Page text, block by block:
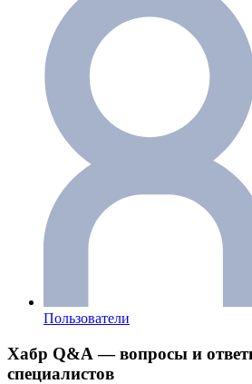
Пользователи
Хабр Q&A — вопросы и
специалистов